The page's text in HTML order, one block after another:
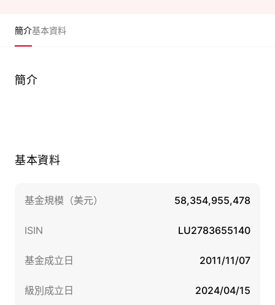
簡介基本資料
簡介
基本資料
基金規模（美元） 58,354,955,478
ISIN LU2783655140
基金成立日 2011/11/07
級別成立日 2024/04/15